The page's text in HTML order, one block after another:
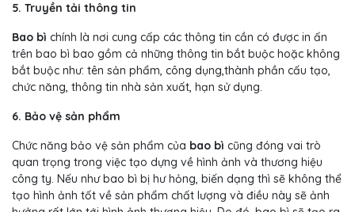
5. Truyền tải thông tin
Bao bì chính là nơi cung cấp các thông tin cần có được in ấn
trên bao bì bao gồm cả những thông tin bắt buộc hoặc không
bắt buộc như: tên sản phẩm, công dụng,thành phần cấu tạo,
chức năng, thông tin nhà sản xuất, hạn sử dụng.
6. Bảo vệ sản phẩm
Chức năng bảo vệ sản phẩm của bao bì cũng đóng vai trò
quan trọng trong việc tạo dựng về hình ảnh và thương hiệu
công ty. Nếu như bao bì bị hư hỏng, biến dạng thì sẽ không thể
tạo hình ảnh tốt về sản phẩm chất lượng và điều này sẽ ảnh